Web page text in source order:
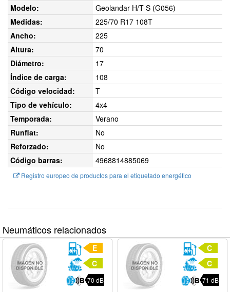
Modelo:
Geolandar H/T-S (G056)
Medidas:
225/70 R17 108T
Ancho:
225
Altura:
70
Diámetro:
17
Índice de carga:
108
Código velocidad:
T
Tipo de vehículo:
4x4
Temporada:
Verano
Runflat:
No
Reforzado:
No
Código barras:
4968814885069
Registro europeo de productos para el etiquetado energético
Neumáticos relacionados
E
C
70 dB
C
C
71 dB